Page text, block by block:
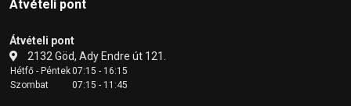
Átvételi pont
Átvételi pont
2132 Göd, Ady Endre út 121.
Hétfő - Péntek07:15 - 16:15
Szombat
07:15 - 11:45